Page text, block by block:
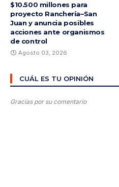
$10.500 millones para
proyecto Ranchería–San
Juan y anuncia posibles
acciones ante organismos
de control
Agosto 03, 2026
CUÁL ES TU OPINIÓN
Gracias por su comentario